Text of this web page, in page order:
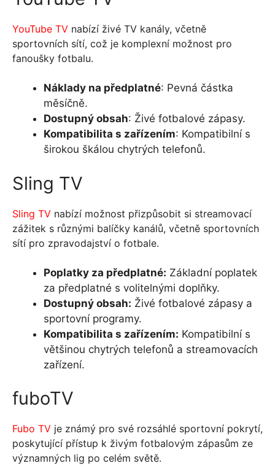
YouTube TV nabízí živé TV kanály, včetně
sportovních sítí, což je komplexní možnost pro
fanoušky fotbalu.
Náklady na předplatné: Pevná částka
měsíčně.
Dostupný obsah: Živé fotbalové zápasy.
Kompatibilita s zařízením: Kompatibilní s
širokou škálou chytrých telefonů.
Sling TV
Sling TV nabízí možnost přizpůsobit si streamovací
zážitek s různými balíčky kanálů, včetně sportovních
sítí pro zpravodajství o fotbale.
Poplatky za předplatné: Základní poplatek
za předplatné s volitelnými doplňky.
Dostupný obsah: Živé fotbalové zápasy a
sportovní programy.
Kompatibilita s zařízením: Kompatibilní s
většinou chytrých telefonů a streamovacích
zařízení.
fuboTV
Fubo TV je známý pro své rozsáhlé sportovní pokrytí,
poskytující přístup k živým fotbalovým zápasům ze
významných lig po celém světě.